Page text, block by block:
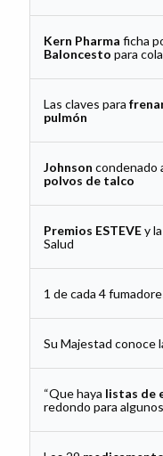
Kern Pharma ficha
Baloncesto para
Las claves para
pulmón
Johnson condenado
polvos de talco
Premios ESTEVEy la
Salud
1 de cada 4
Su Majestad conoce
“Que haya listas de
redondo para